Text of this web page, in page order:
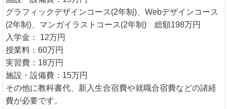
グラフィックデザインコース(2年制)、Webデザインコース
(2年制)、マンガイラストコース(2年制) 総額198万円
入学金： 12万円
授業料：60万円
実習費：18万円
施設・設備費：15万円
その他に教科書代、新入生合宿費や就職合宿費などの諸経
費が必要です。